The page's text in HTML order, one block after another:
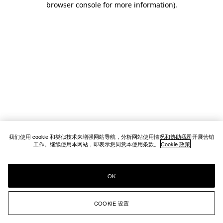
browser console for more information).
我们使用 cookie 和类似技术来增强网站导航，分析网站使用情况和协助我司开展营销
工作。继续使用本网站，即表示您同意本使用条款。 Cookie 政策
COOKIE 设置
OK